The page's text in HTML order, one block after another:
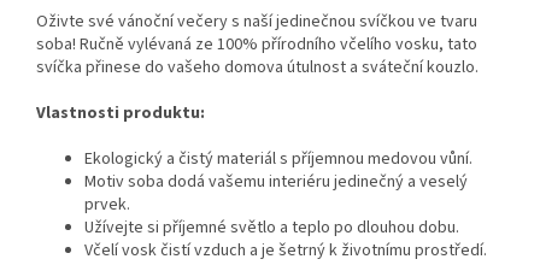
Oživte své vánoční večery s naší jedinečnou svíčkou ve tvaru
soba! Ručně vylévaná ze 100% přírodního včelího vosku, tato
svíčka přinese do vašeho domova útulnost a sváteční kouzlo.
Vlastnosti produktu:
Ekologický a čistý materiál s příjemnou medovou vůní.
Motiv soba dodá vašemu interiéru jedinečný a veselý
prvek.
Užívejte si příjemné světlo a teplo po dlouhou dobu.
Včelí vosk čistí vzduch a je šetrný k životnímu prostředí.